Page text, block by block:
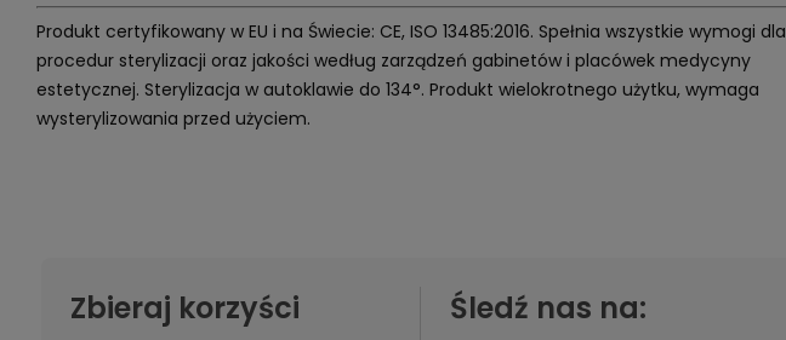
Produkt certyfikowany w EU i na Świecie: CE, ISO 13485:2016. Spełnia wszystkie wymogi dla
procedur sterylizacji oraz jakości według zarządzeń gabinetów i placówek medycyny
estetycznej. Sterylizacja w autoklawie do 134°. Produkt wielokrotnego użytku, wymaga
wysterylizowania przed użyciem.
Zbieraj korzyści Śledź nas na: